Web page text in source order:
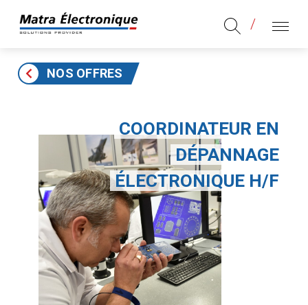
Aller au contenu
Aller au menu principal
MENU
NOS OFFRES
COORDINATEUR EN
DÉPANNAGE
ÉLECTRONIQUE H/F